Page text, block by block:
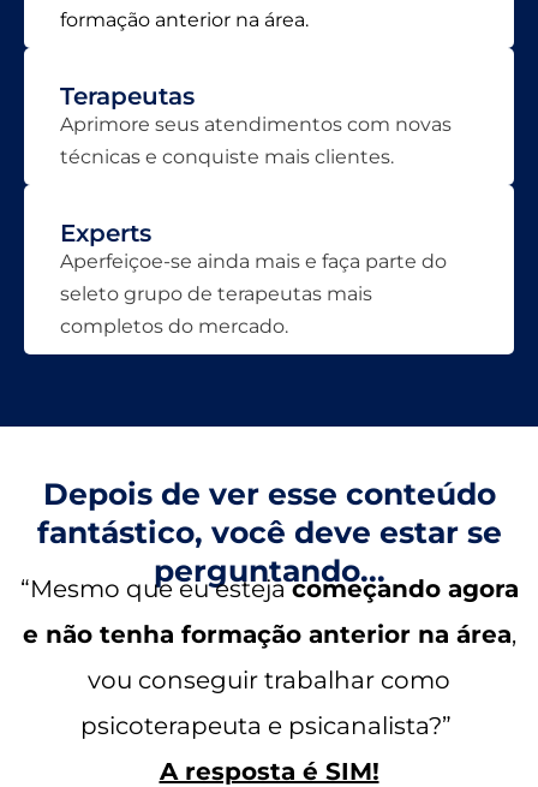
formação anterior na área.
Terapeutas
Aprimore seus atendimentos com novas
técnicas e conquiste mais clientes.
Experts
Aperfeiçoe-se ainda mais e faça parte do
seleto grupo de terapeutas mais
completos do mercado.
Depois de ver esse conteúdo
fantástico, você deve estar se
perguntando...
“Mesmo que eu estejacomeçando agora
e não tenha formação anterior na área,
vou conseguir trabalhar como
psicoterapeuta e psicanalista?”
A resposta é SIM!